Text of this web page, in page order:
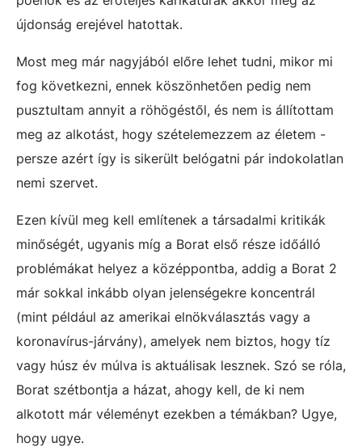
újdonság erejével hatottak.
Most meg már nagyjából előre lehet tudni, mikor mi
fog következni, ennek köszönhetően pedig nem
pusztultam annyit a röhögéstől, és nem is állítottam
meg az alkotást, hogy szételemezzem az életem -
persze azért így is sikerült belógatni pár indokolatlan
nemi szervet.
Ezen kívül meg kell említenek a társadalmi kritikák
minőségét, ugyanis míg a Borat első része időálló
problémákat helyez a középpontba, addig a Borat 2
már sokkal inkább olyan jelenségekre koncentrál
(mint például az amerikai elnökválasztás vagy a
koronavírus-járvány), amelyek nem biztos, hogy tíz
vagy húsz év múlva is aktuálisak lesznek. Szó se róla,
Borat szétbontja a házat, ahogy kell, de ki nem
alkotott már véleményt ezekben a témákban? Ugye,
hogy ugye.